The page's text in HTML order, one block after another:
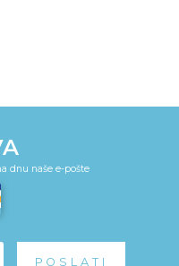
dnu naše e-pošte